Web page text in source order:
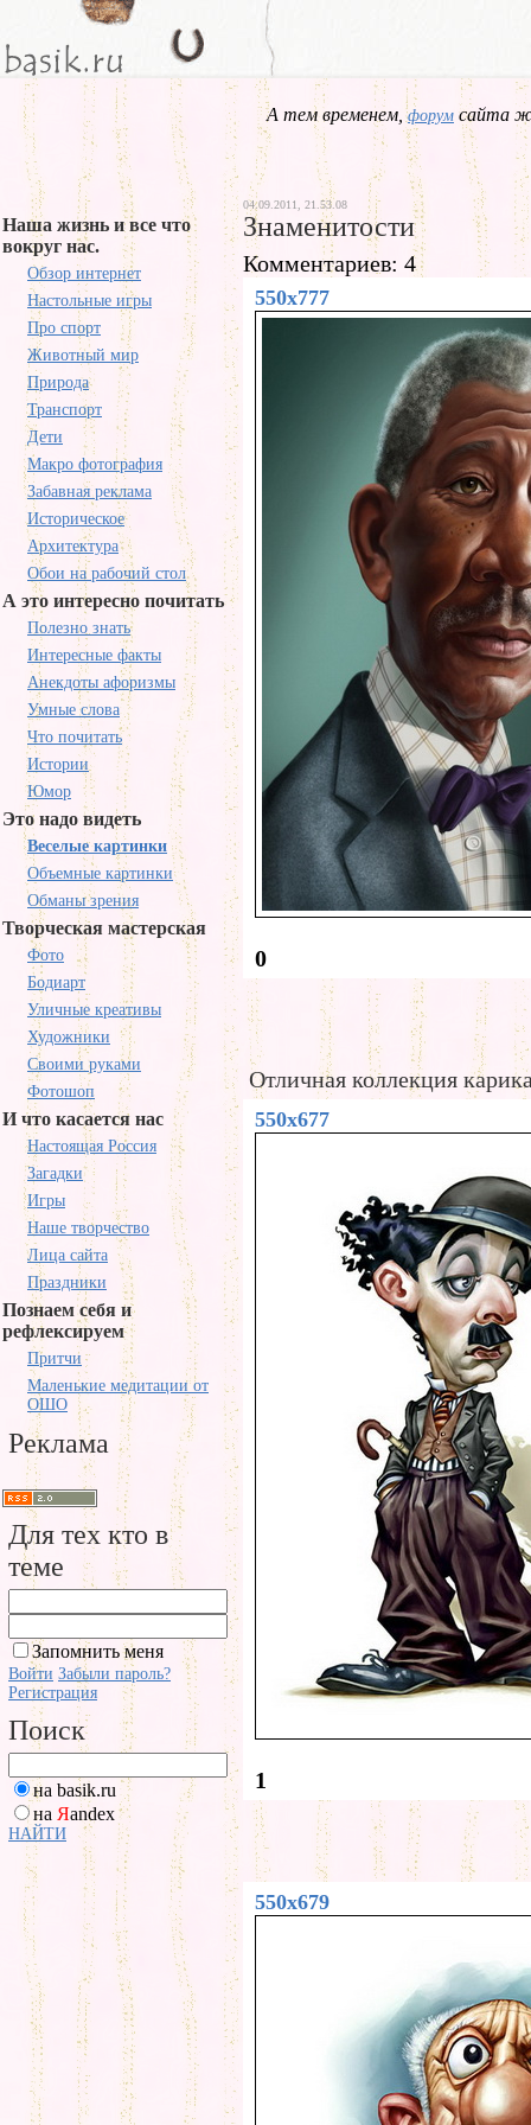
А тем временем,форум сайта
Наша жизнь и все что
вокруг нас.
Обзор интернет
Настольные игры
Про спорт
Животный мир
Природа
Транспорт
Дети
Макро фотография
Забавная реклама
Историческое
Архитектура
Обои на рабочий стол
А это интересно почитать
Полезно знать
Интересные факты
Анекдоты афоризмы
Умные слова
Что почитать
Истории
Юмор
Это надо видеть
Веселые картинки
Объемные картинки
Обманы зрения
Творческая мастерская
Фото
Бодиарт
Уличные креативы
Художники
Своими руками
Фотошоп
И что касается нас
Настоящая Россия
Загадки
Игры
Наше творчество
Лица сайта
Праздники
Познаем себя и
рефлексируем
Притчи
Маленькие медитации от
ОШО
Реклама
Для тех кто в
теме
Запомнить меня
Войти Забыли пароль?
Регистрация
Поиск
на basik.ru
на Яandex
НАЙТИ
04.09.2011, 21.53.08
Знаменитости
Комментариев: 4
550x777
0
Отличная коллекция
550x677
1
550x679